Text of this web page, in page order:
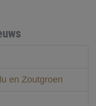
en Zoutgroen